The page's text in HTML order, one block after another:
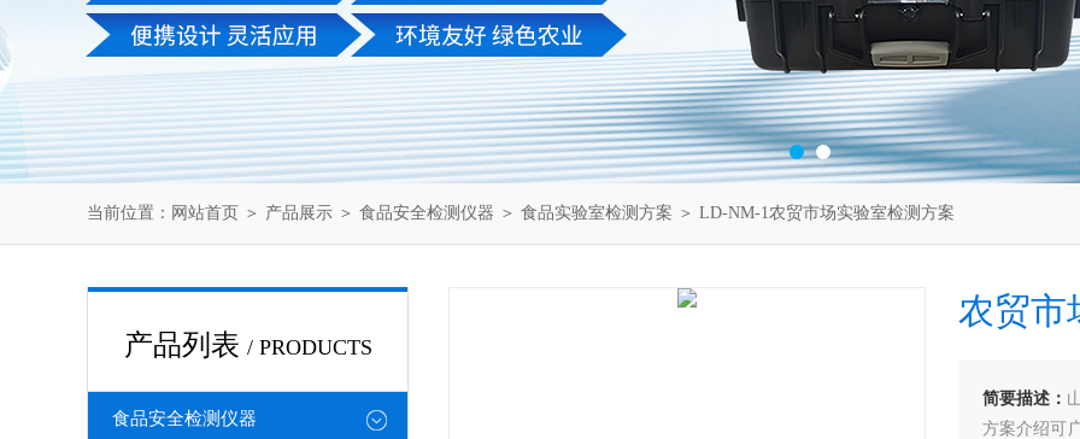
当前位置： 网站首页 ＞ 产品展示 ＞ 食品安全检测仪器 ＞ 食品实验室检测方案 ＞ LD-NM-1农贸市场实验室检测方案
产品列表 / PRODUCTS
食品安全检测仪器
农贸市
简要描述：
方案介绍可